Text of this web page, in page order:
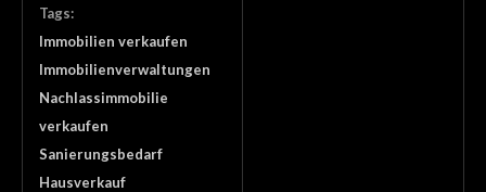
Tags:
Immobilien verkaufen
Immobilienverwaltungen
Nachlassimmobilie
verkaufen
Sanierungsbedarf
Hausverkauf